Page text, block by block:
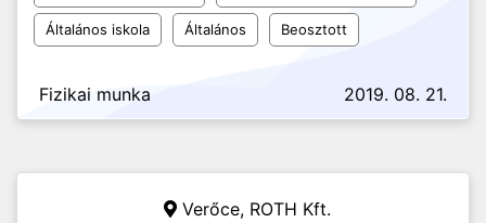
Általános iskola Általános Beosztott
Fizikai munka 2019. 08. 21.
Verőce, ROTH Kft.